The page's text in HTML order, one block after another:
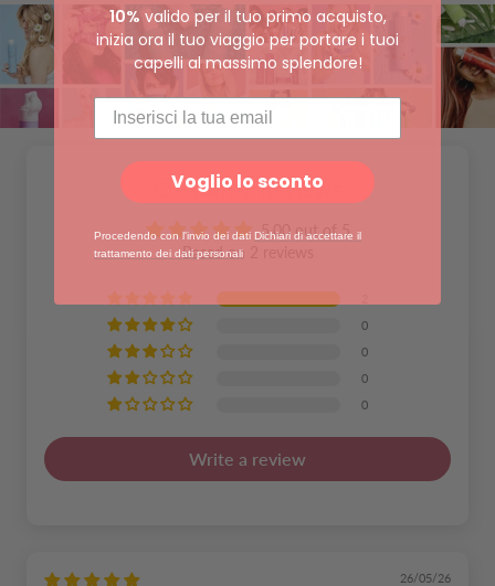
Customer Reviews
5.00 out of 5
Based on 2 reviews
0
0
0
0
Write a review
26/05/26
10% valido per il tuo primo acquisto,
inizia ora il tuo viaggio per portare i tuoi
capelli al massimo splendore!
Voglio lo sconto
Procedendo con l'invio dei dati Dichiari di accettare il
trattamento dei dati personali